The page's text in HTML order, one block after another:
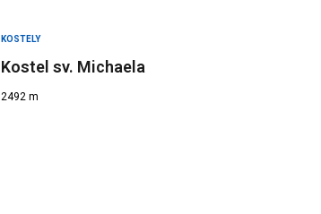
KOSTELY
Kostel sv. Michaela
2492 m